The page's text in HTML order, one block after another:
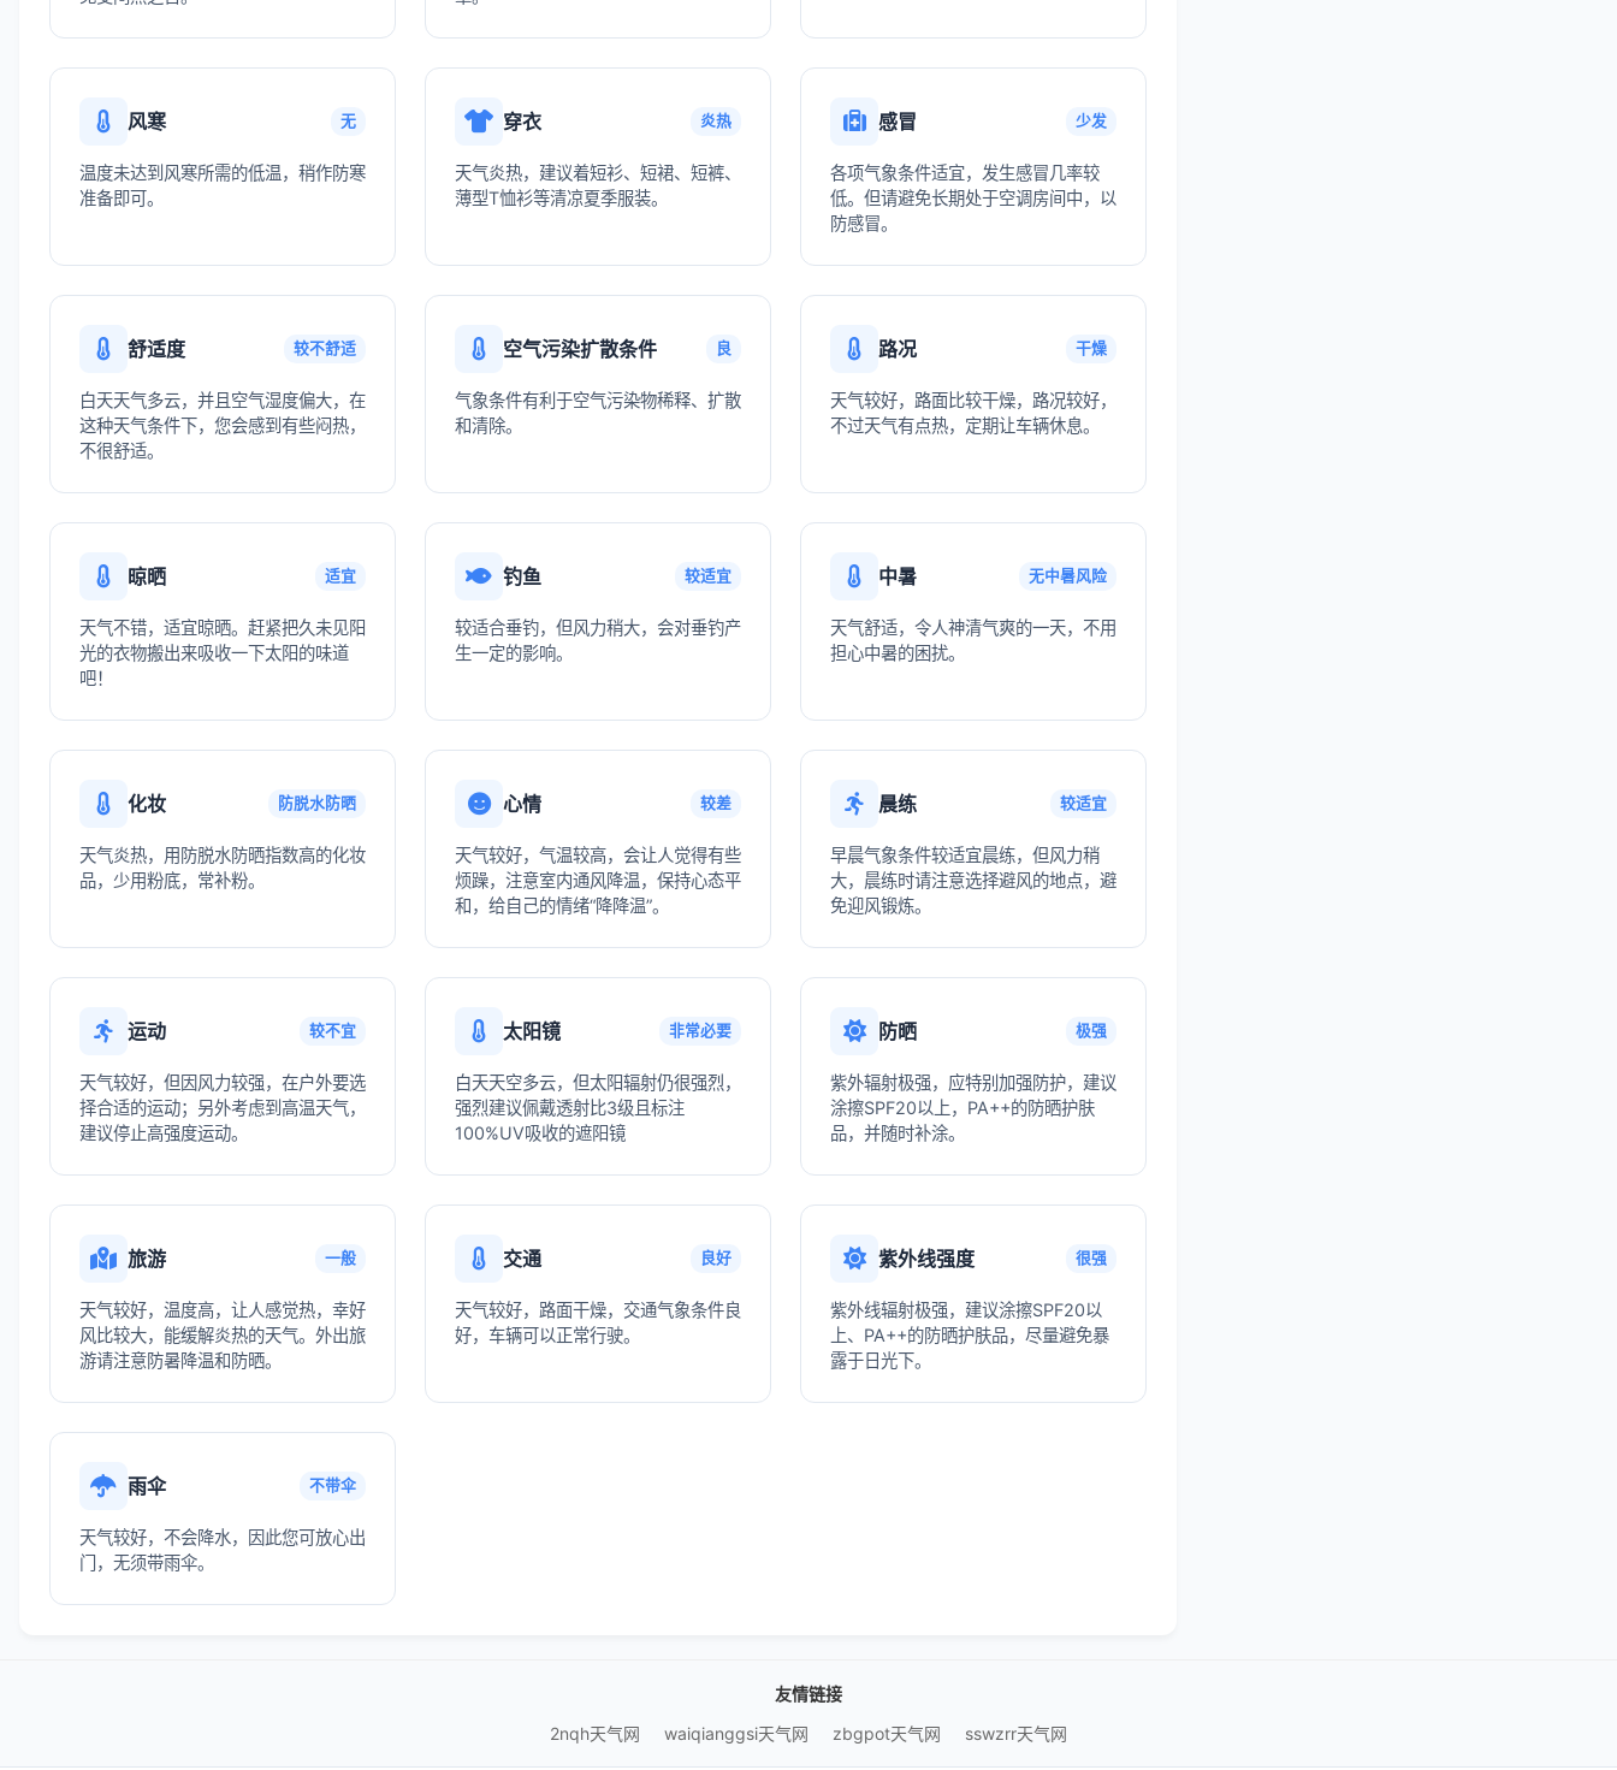
风寒 无
温度未达到风寒所需的低温，稍作防寒
准备即可。
穿衣 炎热
天气炎热，建议着短衫、短裙、短裤、
薄型T恤衫等清凉夏季服装。
感冒 少发
各项气象条件适宜，发生感冒几率较
低。但请避免长期处于空调房间中，以
防感冒。
舒适度 较不舒适
白天天气多云，并且空气湿度偏大，在
这种天气条件下，您会感到有些闷热，
不很舒适。
空气污染扩散条件 良
气象条件有利于空气污染物稀释、扩散
和清除。
路况 干燥
天气较好，路面比较干燥，路况较好，
不过天气有点热，定期让车辆休息。
晾晒 适宜
天气不错，适宜晾晒。赶紧把久未见阳
光的衣物搬出来吸收一下太阳的味道
吧！
钓鱼 较适宜
较适合垂钓，但风力稍大，会对垂钓产
生一定的影响。
中暑 无中暑风险
天气舒适，令人神清气爽的一天，不用
担心中暑的困扰。
化妆 防脱水防晒
天气炎热，用防脱水防晒指数高的化妆
品，少用粉底，常补粉。
心情 较差
天气较好，气温较高，会让人觉得有些
烦躁，注意室内通风降温，保持心态平
和，给自己的情绪“降降温”。
晨练 较适宜
早晨气象条件较适宜晨练，但风力稍
大，晨练时请注意选择避风的地点，避
免迎风锻炼。
运动 较不宜
天气较好，但因风力较强，在户外要选
择合适的运动；另外考虑到高温天气，
建议停止高强度运动。
太阳镜 非常必要
白天天空多云，但太阳辐射仍很强烈，
强烈建议佩戴透射比3级且标注
100%UV吸收的遮阳镜
防晒 极强
紫外辐射极强，应特别加强防护，建议
涂擦SPF20以上，PA++的防晒护肤
品，并随时补涂。
旅游 一般
天气较好，温度高，让人感觉热，幸好
风比较大，能缓解炎热的天气。外出旅
游请注意防暑降温和防晒。
交通 良好
天气较好，路面干燥，交通气象条件良
好，车辆可以正常行驶。
紫外线强度 很强
紫外线辐射极强，建议涂擦SPF20以
上、PA++的防晒护肤品，尽量避免暴
露于日光下。
雨伞 不带伞
天气较好，不会降水，因此您可放心出
门，无须带雨伞。
友情链接
2nqh天气网
waiqianggsi天气网 zbgpot天气网 sswzrr天气网